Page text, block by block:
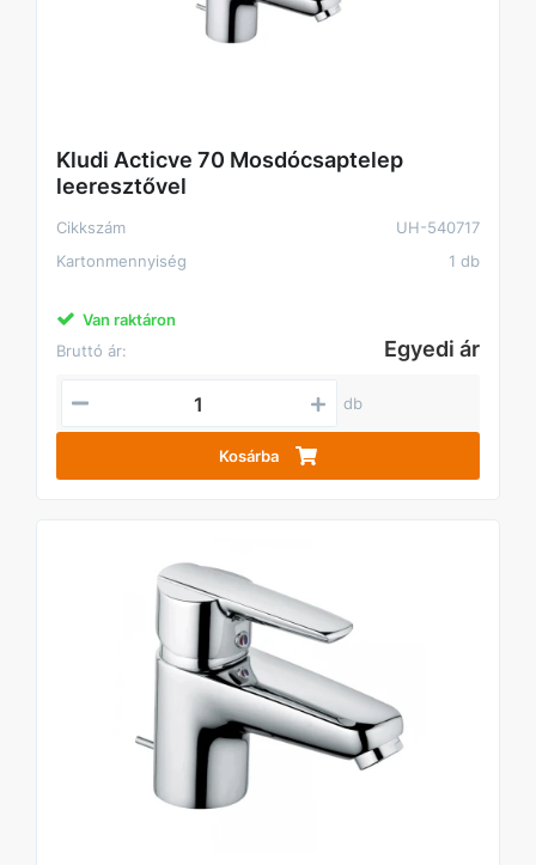
Kludi Acticve 70 Mosdócsaptelep
leeresztővel
Cikkszám
UH-540717
Kartonmennyiség
1 db
Van raktáron
Bruttó ár:
Egyedi ár
db
Kosárba